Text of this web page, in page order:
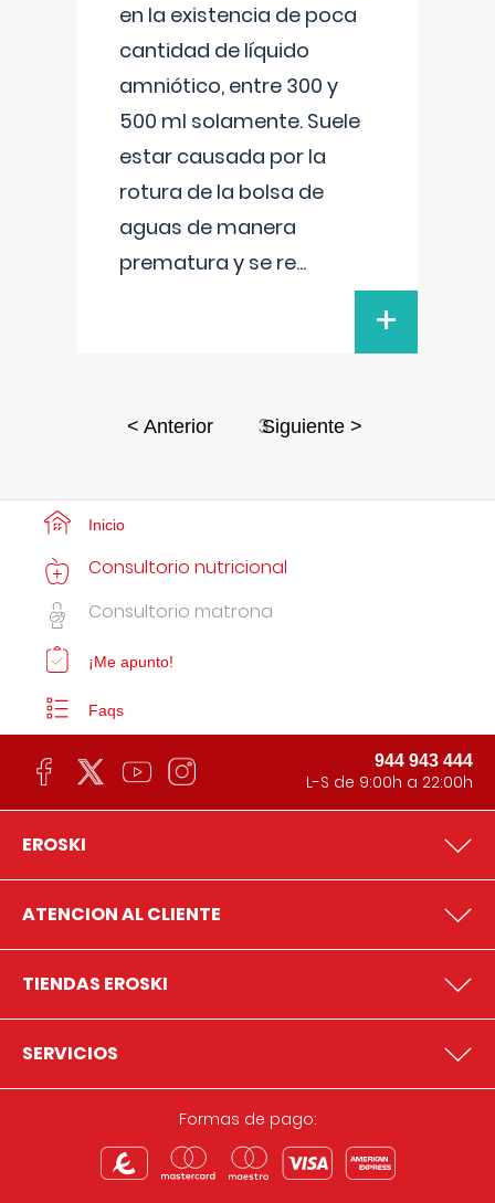
en la existencia de poca
cantidad de líquido
amniótico, entre 300 y
500 ml solamente. Suele
estar causada por la
rotura de la bolsa de
aguas de manera
prematura y se re...
+
< Anterior 3Siguiente >
Inicio
Consultorio nutricional
Consultorio matrona
¡Me apunto!
Faqs
944 943 444
L-S de 9:00h a 22:00h
EROSKI
ATENCION AL CLIENTE
TIENDAS EROSKI
SERVICIOS
Formas de pago: